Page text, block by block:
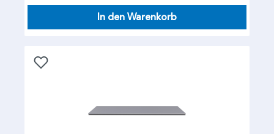
In den Warenkorb